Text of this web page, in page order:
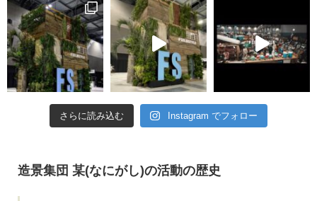
さらに読み込む Instagram でフォロー
造景集団 某(なにがし)の活動の歴史